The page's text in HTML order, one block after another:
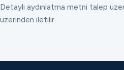
Detaylı aydınlatma metni talep
üzerinden iletilir.